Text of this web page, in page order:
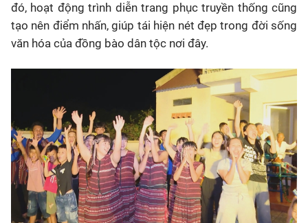
đó, hoạt động trình diễn trang phục truyền thống cũng
tạo nên điểm nhấn, giúp tái hiện nét đẹp trong đời sống
văn hóa của đồng bào dân tộc nơi đây.